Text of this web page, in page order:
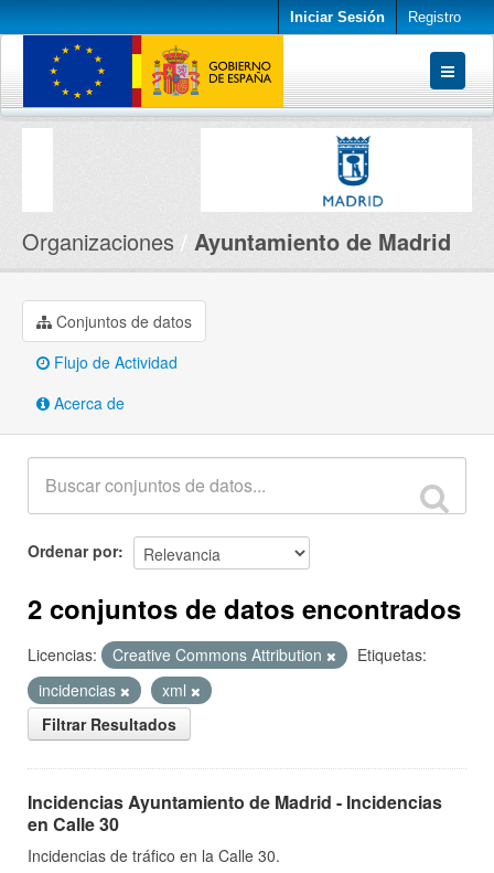
Iniciar Sesión Registro
Conjuntos de datos
Organizaciones Ayuntamiento de Madrid
Conjuntos de datos
Flujo de Actividad
Acerca de
Ordenar por
2 conjuntos de datos encontrados
Licencias: Creative Commons Attribution
Etiquetas:
incidencias
xml
Filtrar Resultados
Incidencias Ayuntamiento de Madrid - Incidencias
en Calle 30
Incidencias de tráfico en la Calle 30.